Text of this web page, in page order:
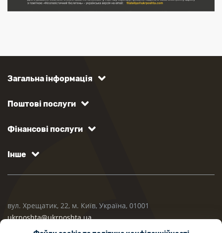
Загальна інформація
Поштові послуги
Фінансові послуги
Інше
вул. Хрещатик, 22, м. Київ, Україна, 01001
ukrposhta@ukrposhta.ua